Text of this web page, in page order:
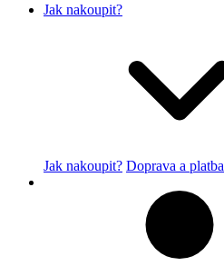
Jak nakoupit?
Jak nakoupit? Doprava a platba